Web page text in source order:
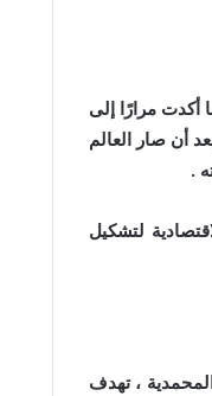
مرارًا إلى
أن صار العالم
.
لتشكيل
، تهدف